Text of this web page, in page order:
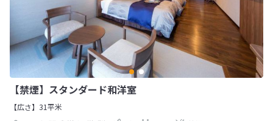
【禁煙】スタンダード和洋室
【広さ】31平米